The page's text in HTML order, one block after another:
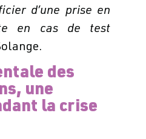
d’une prise en
en cas de test
des
une
la crise